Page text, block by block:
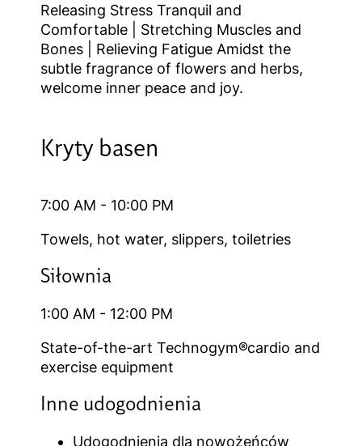
Releasing Stress Tranquil and
Comfortable | Stretching Muscles and
Bones | Relieving Fatigue Amidst the
subtle fragrance of flowers and herbs,
welcome inner peace and joy.
Kryty basen
7:00 AM - 10:00 PM
Towels, hot water, slippers, toiletries
Siłownia
1:00 AM - 12:00 PM
State-of-the-art Technogym®cardio and
exercise equipment
Inne udogodnienia
Udogodnienia dla nowożeńców